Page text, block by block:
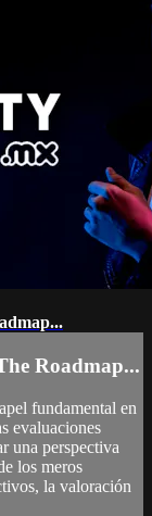
Roadmap...
fundamental en
evaluaciones
una perspectiva
los meros
la valoración